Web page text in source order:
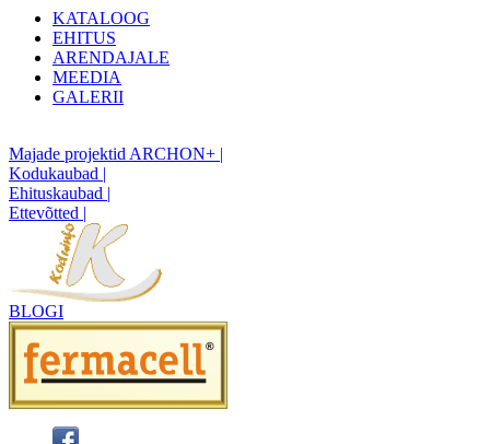
KATALOOG
EHITUS
ARENDAJALE
MEEDIA
GALERII
Majade projektid ARCHON+ |
Kodukaubad |
Ehituskaubad |
Ettevõtted |
BLOGI